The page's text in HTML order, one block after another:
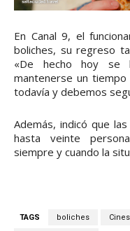
En Canal 9, el
boliches, su regreso
«De hecho hoy se
mantenerse un
todavía y debemos
Además, indicó que
hasta veinte
siempre y cuando la
TAGS boliches Cines